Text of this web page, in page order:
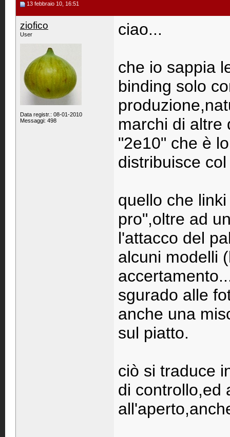
13 febbraio 10, 16:51
ziofico
User
Data registr.: 08-01-2010
Messaggi: 498
ciao...
che io sappia
binding solo
marchi di altre
"2e10" che è
distribuisce
quello che
pro",oltre ad
l'attacco del
alcuni modelli
sgurado alle
anche una
sul piatto.
ciò si traduce
di controllo,ed